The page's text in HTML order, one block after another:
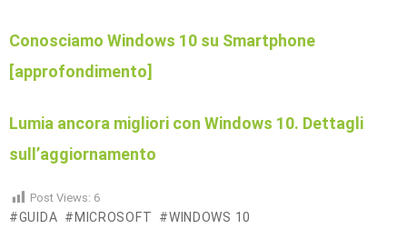
Conosciamo Windows 10 su Smartphone
[approfondimento]
Lumia ancora migliori con Windows 10. Dettagli
sull’aggiornamento
Post Views: 6
GUIDA MICROSOFT WINDOWS 10